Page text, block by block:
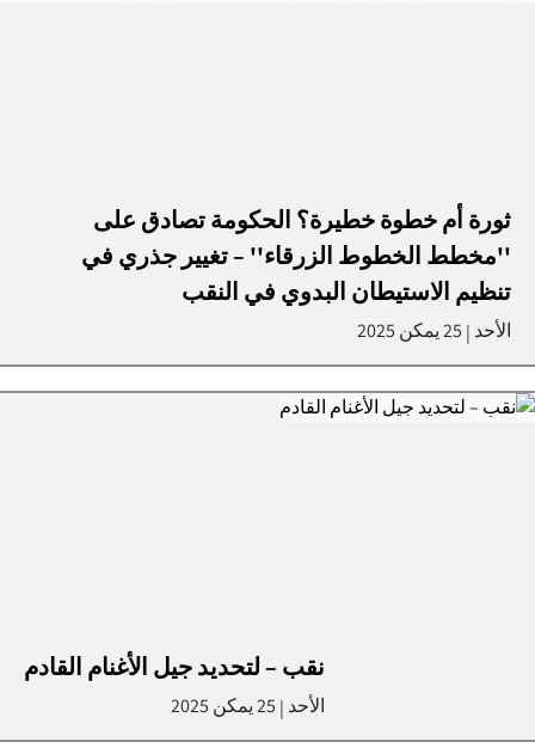
ثورة أم خطوة خطيرة؟ الحكومة تصادق على
''مخطط الخطوط الزرقاء'' – تغيير جذري في
تنظيم الاستيطان البدوي في النقب
الأحد | 25 يمكن 2025
نقب – لتحديد جيل الأغنام القادم
الأحد | 25 يمكن 2025